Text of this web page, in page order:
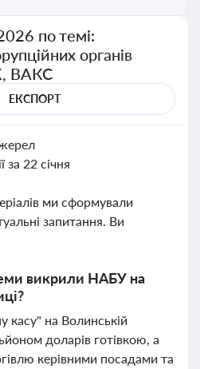
по темі:
органів
ВАКС
ЕКСПОРТ
за 22 січня
ми сформували
запитання. Ви
викрили НАБУ на
касу" на Волинській
доларів готівкою, а
керівними посадами та